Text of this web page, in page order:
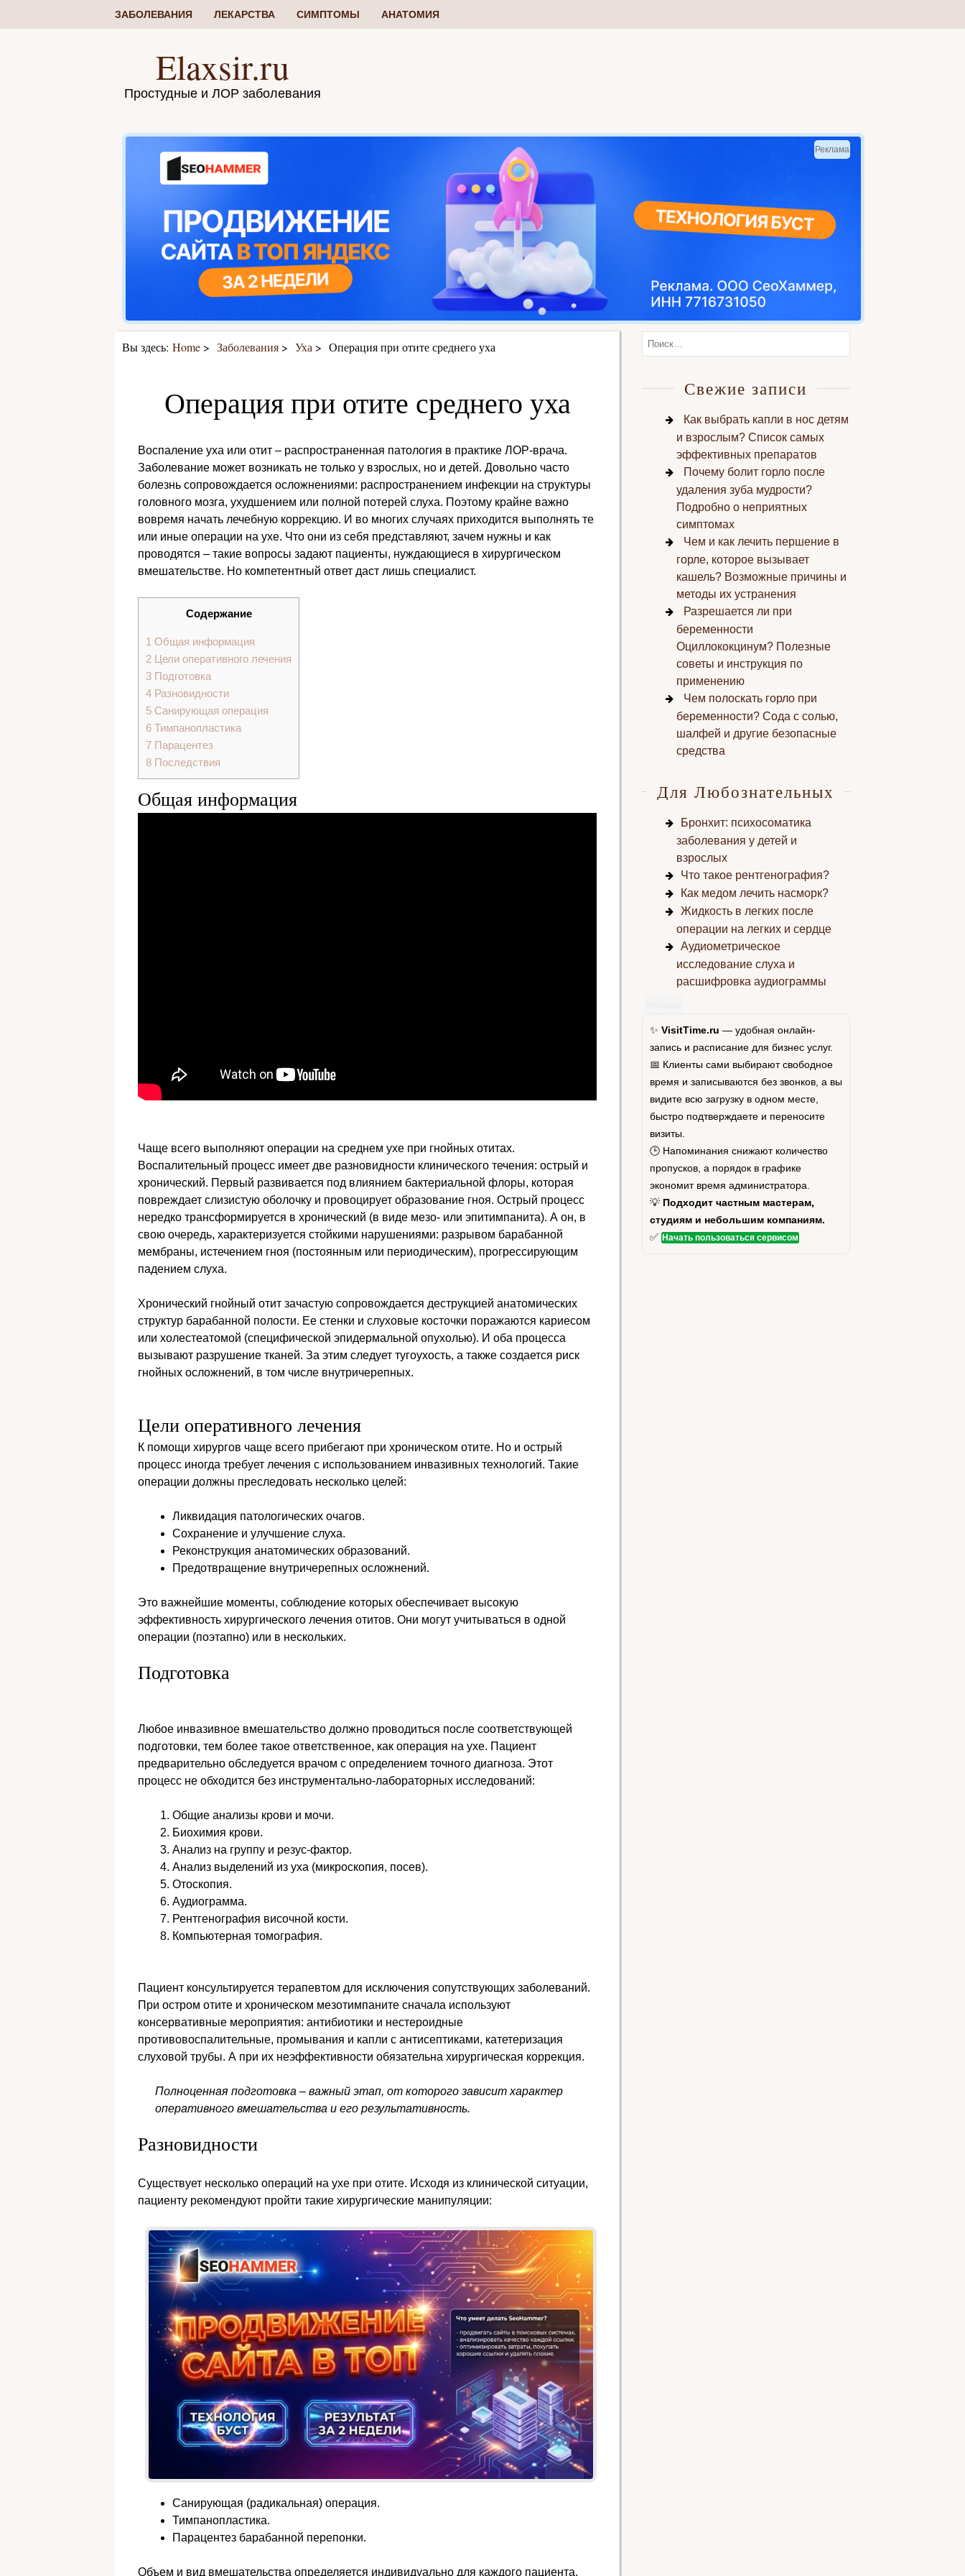
ЗАБОЛЕВАНИЯ ЛЕКАРСТВА СИМПТОМЫ АНАТОМИЯ
Elaxsir.ru
Простудные и ЛОР заболевания
Реклама
Вы здесь: Home Заболевания Уха Операция при отите среднего уха
Операция при отите среднего уха
Воспаление уха или отит – распространенная патология в практике ЛОР-врача.
Заболевание может возникать не только у взрослых, но и детей. Довольно часто
болезнь сопровождается осложнениями: распространением инфекции на структуры
головного мозга, ухудшением или полной потерей слуха. Поэтому крайне важно
вовремя начать лечебную коррекцию. И во многих случаях приходится выполнять те
или иные операции на ухе. Что они из себя представляют, зачем нужны и как
проводятся – такие вопросы задают пациенты, нуждающиеся в хирургическом
вмешательстве. Но компетентный ответ даст лишь специалист.
Содержание
1 Общая информация
2 Цели оперативного лечения
3 Подготовка
4 Разновидности
5 Санирующая операция
6 Тимпанопластика
7 Парацентез
8 Последствия
Общая информация
Чаще всего выполняют операции на среднем ухе при гнойных отитах.
Воспалительный процесс имеет две разновидности клинического течения: острый и
хронический. Первый развивается под влиянием бактериальной флоры, которая
повреждает слизистую оболочку и провоцирует образование гноя. Острый процесс
нередко трансформируется в хронический (в виде мезо- или эпитимпанита). А он, в
свою очередь, характеризуется стойкими нарушениями: разрывом барабанной
мембраны, истечением гноя (постоянным или периодическим), прогрессирующим
падением слуха.
Хронический гнойный отит зачастую сопровождается деструкцией анатомических
структур барабанной полости. Ее стенки и слуховые косточки поражаются кариесом
или холестеатомой (специфической эпидермальной опухолью). И оба процесса
вызывают разрушение тканей. За этим следует тугоухость, а также создается риск
гнойных осложнений, в том числе внутричерепных.
Цели оперативного лечения
К помощи хирургов чаще всего прибегают при хроническом отите. Но и острый
процесс иногда требует лечения с использованием инвазивных технологий. Такие
операции должны преследовать несколько целей:
Ликвидация патологических очагов.
Сохранение и улучшение слуха.
Реконструкция анатомических образований.
Предотвращение внутричерепных осложнений.
Это важнейшие моменты, соблюдение которых обеспечивает высокую
эффективность хирургического лечения отитов. Они могут учитываться в одной
операции (поэтапно) или в нескольких.
Подготовка
Любое инвазивное вмешательство должно проводиться после соответствующей
подготовки, тем более такое ответственное, как операция на ухе. Пациент
предварительно обследуется врачом с определением точного диагноза. Этот
процесс не обходится без инструментально-лабораторных исследований:
Общие анализы крови и мочи.
Биохимия крови.
Анализ на группу и резус-фактор.
Анализ выделений из уха (микроскопия, посев).
Отоскопия.
Аудиограмма.
Рентгенография височной кости.
Компьютерная томография.
Пациент консультируется терапевтом для исключения сопутствующих заболеваний.
При остром отите и хроническом мезотимпаните сначала используют
консервативные мероприятия: антибиотики и нестероидные
противовоспалительные, промывания и капли с антисептиками, катетеризация
слуховой трубы. А при их неэффективности обязательна хирургическая коррекция.
Полноценная подготовка – важный этап, от которого зависит характер
оперативного вмешательства и его результативность.
Разновидности
Существует несколько операций на ухе при отите. Исходя из клинической ситуации,
пациенту рекомендуют пройти такие хирургические манипуляции:
Реклама
Санирующая (радикальная) операция.
Тимпанопластика.
Парацентез барабанной перепонки.
Объем и вид вмешательства определяется индивидуально для каждого пациента.
Свежие записи
Как выбрать капли в нос детям
и взрослым? Список самых
эффективных препаратов
Почему болит горло после
удаления зуба мудрости?
Подробно о неприятных
симптомах
Чем и как лечить першение в
горле, которое вызывает
кашель? Возможные причины и
методы их устранения
Разрешается ли при
беременности
Оциллококцинум? Полезные
советы и инструкция по
применению
Чем полоскать горло при
беременности? Сода с солью,
шалфей и другие безопасные
средства
Для Любознательных
Бронхит: психосоматика
заболевания у детей и
взрослых
Что такое рентгенография?
Как медом лечить насморк?
Жидкость в легких после
операции на легких и сердце
Аудиометрическое
исследование слуха и
расшифровка аудиограммы
✨ VisitTime.ru — удобная онлайн-
запись и расписание для бизнес услуг.
📅 Клиенты сами выбирают свободное
время и записываются без звонков, а вы
видите всю загрузку в одном месте,
быстро подтверждаете и переносите
визиты.
🕒 Напоминания снижают количество
пропусков, а порядок в графике
экономит время администратора.
💡 Подходит частным мастерам,
студиям и небольшим компаниям.
✅ Начать пользоваться сервисом